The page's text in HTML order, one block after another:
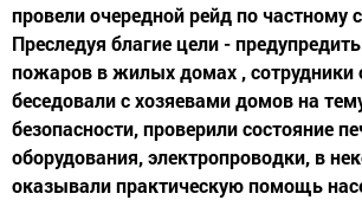
провели очередной рейд по частному
Преследуя благие цели -
пожаров в жилых домах , сотрудники
беседовали с хозяевами домов на
безопасности, проверили состояние
оборудования, электропроводки, в
оказывали практическую помощь